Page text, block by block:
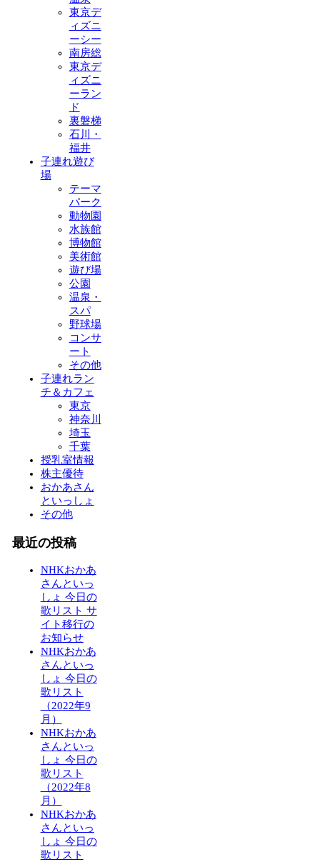
東京デ
ィズニ
ーシー
南房総
東京デ
ィズニ
ーラン
ド
裏磐梯
石川・
福井
子連れ遊び
場
テーマ
パーク
動物園
水族館
博物館
美術館
遊び場
公園
温泉・
スパ
野球場
コンサ
ート
その他
子連れラン
チ＆カフェ
東京
神奈川
埼玉
千葉
授乳室情報
株主優待
おかあさん
といっしょ
その他
最近の投稿
NHKおかあ
さんといっ
しょ 今日の
歌リスト サ
イト移行の
お知らせ
NHKおかあ
さんといっ
しょ 今日の
歌リスト
（2022年9
月）
NHKおかあ
さんといっ
しょ 今日の
歌リスト
（2022年8
月）
NHKおかあ
さんといっ
しょ 今日の
歌リスト